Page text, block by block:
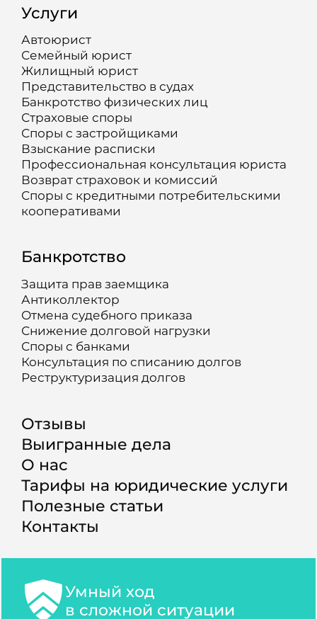
Услуги
Автоюрист
Семейный юрист
Жилищный юрист
Представительство в судах
Банкротство физических лиц
Страховые споры
Споры с застройщиками
Взыскание расписки
Профессиональная консультация юриста
Возврат страховок и комиссий
Споры с кредитными потребительскими
кооперативами
Банкротство
Защита прав заемщика
Антиколлектор
Отмена судебного приказа
Снижение долговой нагрузки
Споры с банками
Консультация по списанию долгов
Реструктуризация долгов
Отзывы
Выигранные дела
О нас
Тарифы на юридические услуги
Полезные статьи
Контакты
Умный ход
в сложной ситуации